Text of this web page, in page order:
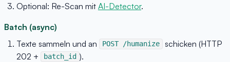
Optional: Re-Scan mit AI-Detector.
Batch (async)
Texte sammeln und an
POST /humanize
schicken (HTTP
202 +
batch_id ).